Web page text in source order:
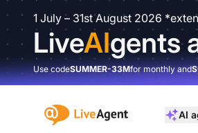
1 July – 31st August 2026
LiveAIgents
Use codeSUMMER-33Mfor monthly and
:site.title AI